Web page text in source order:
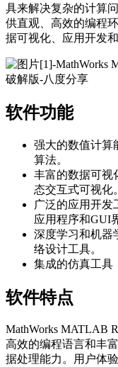
具来解决复杂的计算
供直观、高效的编程
据可视化、应用开发
软件功能
强大的数值计算
算法。
丰富的数据可视
态交互式可视化。
广泛的应用开
应用程序和GUI
深度学习和机器
络设计工具。
集成的仿真工具
软件特点
MathWorks MATLAB
高效的编程语言和丰
据处理能力。用户体